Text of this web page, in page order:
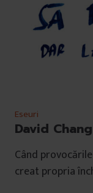
Eseuri
David
Când
creat propria